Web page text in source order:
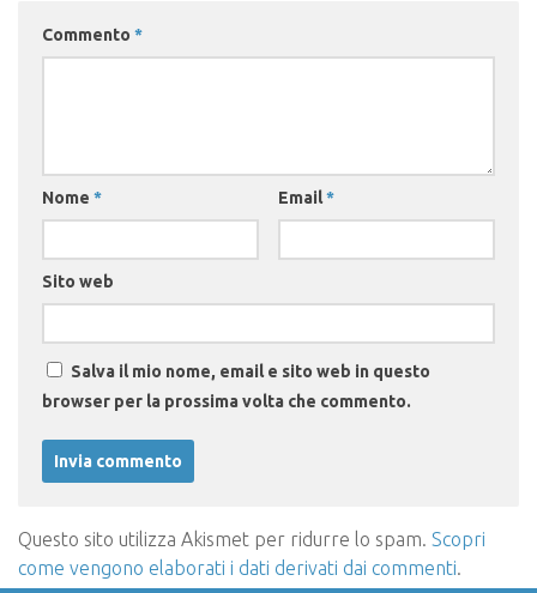
Commento *
Nome * Email*
Sito web
Salva il mio nome, email e sito web in questo
browser per la prossima volta che commento.
Questo sito utilizza Akismet per ridurre lo spam. Scopri
come vengono elaborati i dati derivati dai commenti.